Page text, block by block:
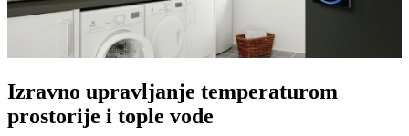
Izravno upravljanje temperaturom
prostorije i tople vode